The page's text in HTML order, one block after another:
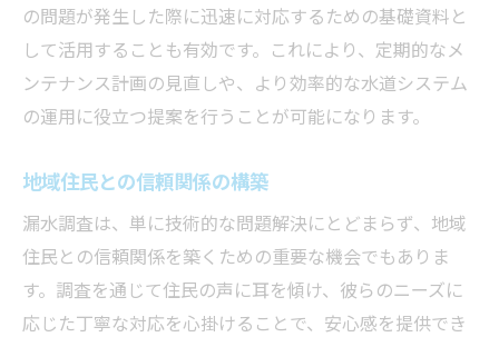
の問題が発生した際に迅速に対応するための基礎資料と
して活用することも有効です。これにより、定期的なメ
ンテナンス計画の見直しや、より効率的な水道システム
の運用に役立つ提案を行うことが可能になります。
地域住民との信頼関係の構築
漏水調査は、単に技術的な問題解決にとどまらず、地域
住民との信頼関係を築くための重要な機会でもありま
す。調査を通じて住民の声に耳を傾け、彼らのニーズに
応じた丁寧な対応を心掛けることで、安心感を提供でき